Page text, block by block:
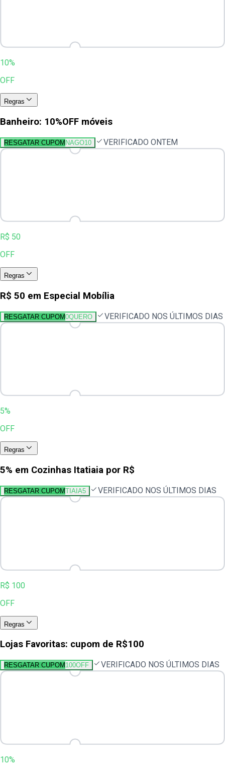
10%
OFF
Regras
Banheiro: 10%OFF móveis
RESGATAR CUPOM NAGO10 VERIFICADO ONTEM
R$ 50
OFF
Regras
R$ 50 em Especial Mobília
RESGATAR CUPOM0QUERO VERIFICADO NOS ÚLTIMOS DIAS
5%
OFF
Regras
5% em Cozinhas Itatiaia por R$
RESGATAR CUPOMTIAIA5 VERIFICADO NOS ÚLTIMOS DIAS
R$ 100
OFF
Regras
Lojas Favoritas: cupom de R$100
RESGATAR CUPOM 100OFF VERIFICADO NOS ÚLTIMOS DIAS
10%